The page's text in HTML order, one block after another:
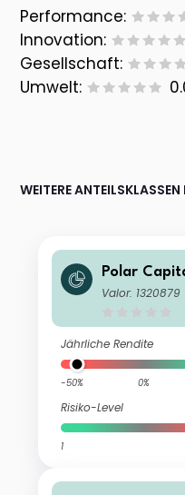
Performance:
Innovation:
Gesellschaft:
Umwelt:
WEITERE
Polar
tal Global
Valor: 1320879
Jährliche Rendite
-50% 0%
Risiko-Level
1